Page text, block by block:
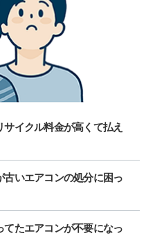
イクル料金が高くて払え
いエアコンの処分に困っ
たエアコンが不要になっ